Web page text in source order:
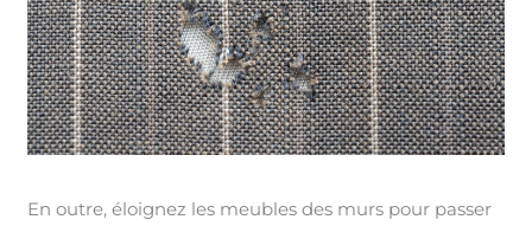
En outre, éloignez les meubles des murs pour passer